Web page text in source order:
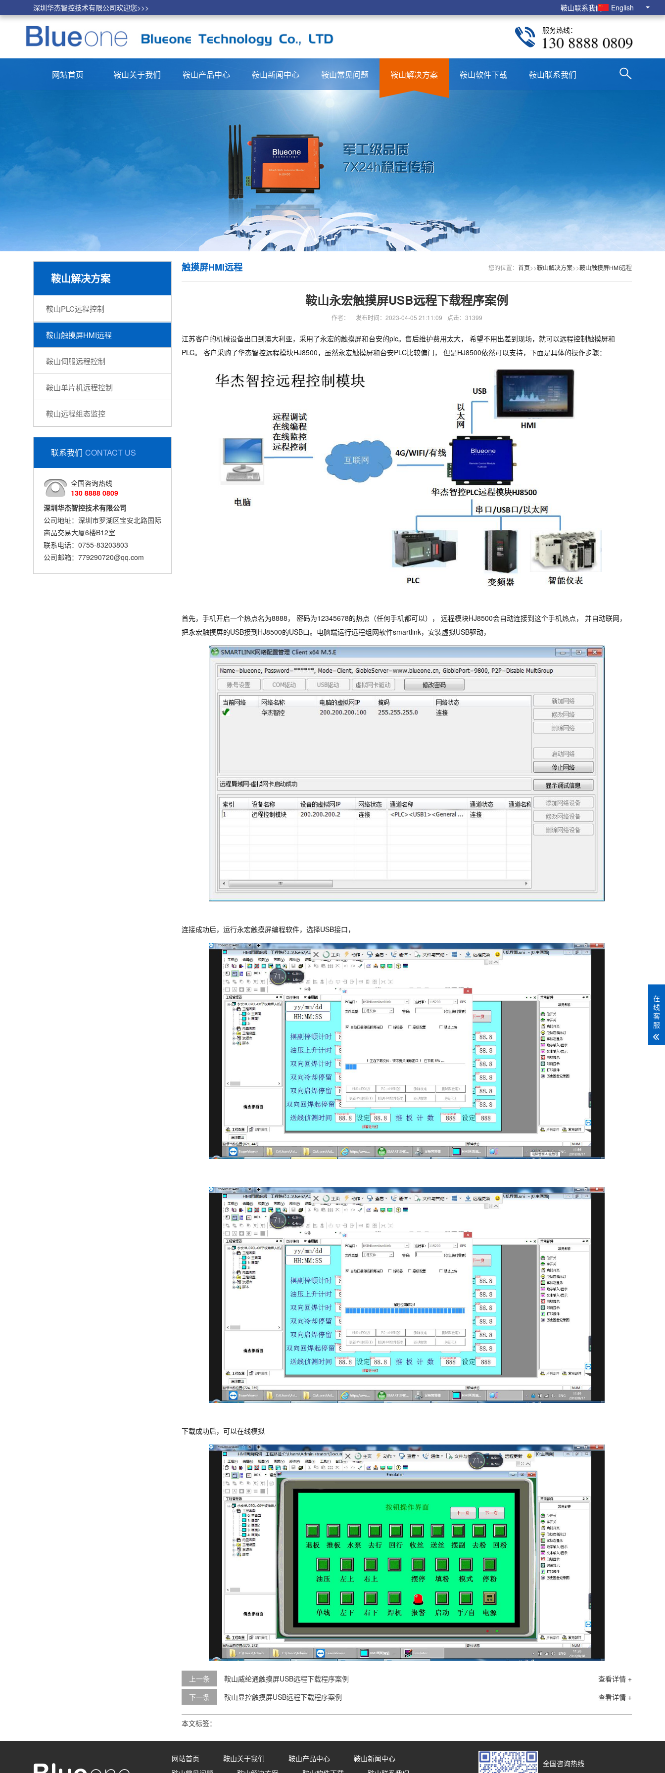
鞍山联系我们 English
深圳华杰智控技术有限公司欢迎您>>>
服务热线：
130 8888 0809
网站首页 鞍山关于我们 鞍山产品中心 鞍山新闻中心 鞍山常见问题 鞍山解决方案 鞍山软件下载 鞍山联系我们
鞍山解决方案
鞍山PLC远程控制
鞍山触摸屏HMI远程
鞍山伺服远程控制
鞍山单片机远程控制
鞍山远程组态监控
联系我们 CONTACT US
全国咨询热线
130 8888 0809
深圳华杰智控技术有限公司
公司地址：深圳市罗湖区宝安北路国际
商品交易大厦6楼B12室
联系电话：0755-83203803
公司邮箱：779290720@qq.com
您的位置： 首页>>鞍山解决方案>>鞍山触摸屏HMI远程
触摸屏HMI远程
鞍山永宏触摸屏USB远程下载程序案例
作者： 发布时间：2023-04-05 21:11:09 点击：31399
江苏客户的机械设备出口到澳大利亚，采用了永宏的触摸屏和台安的plc。售后维护费用太大， 希望不用出差到现场，就可以远程控制触摸屏和
PLC。 客户采购了华杰智控远程模块HJ8500，虽然永宏触摸屏和台安PLC比较偏门， 但是HJ8500依然可以支持，下面是具体的操作步骤：
首先，手机开启一个热点名为8888， 密码为12345678的热点（任何手机都可以）， 远程模块HJ8500会自动连接到这个手机热点， 并自动联网，
把永宏触摸屏的USB接到HJ8500的USB口。电脑端运行远程组网软件smartlink，安装虚拟USB驱动，
连接成功后，运行永宏触摸屏编程软件，选择USB接口，
下载成功后，可以在线模拟
上一条 查看详情 +
鞍山威纶通触摸屏USB远程下载程序案例
下一条
查看详情 +
鞍山显控触摸屏USB远程下载程序案例
本文标签：
网站首页 鞍山关于我们 鞍山产品中心
鞍山新闻中心
全国咨询热线
在
线
客
服